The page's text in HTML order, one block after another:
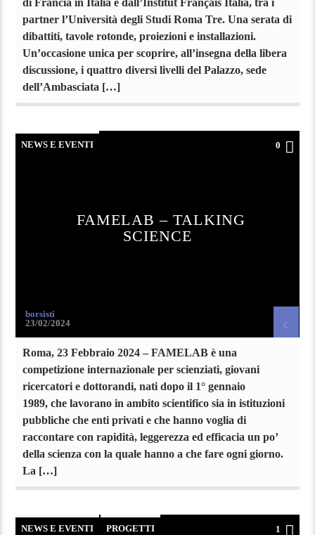
di Francia in Italia e dall’Institut Français Italia, tra i
partner l’Università degli Studi Roma Tre. Una serata di
dibattiti, tavole rotonde, proiezioni e installazioni.
Un’occasione unica per scoprire, all’insegna della libera
discussione, i quattro diversi livelli del Palazzo, sede
dell’Ambasciata […]
NEWS E EVENTI 0
FAMELAB – TALKING
SCIENCE
borsisti
23/02/2024
Roma, 23 Febbraio 2024 – FAMELAB è una
competizione internazionale per scienziati, giovani
ricercatori e dottorandi, nati dopo il 1° gennaio
1989, che lavorano in ambito scientifico sia in istituzioni
pubbliche che enti privati e che hanno voglia di
raccontare con rapidità, leggerezza ed efficacia un po’
della scienza con la quale hanno a che fare ogni giorno.
La […]
NEWS E EVENTI PROGETTI 1